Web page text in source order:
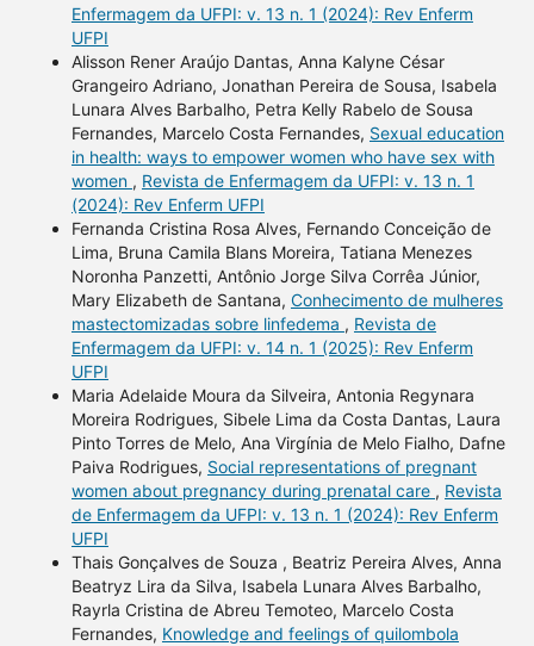
Enfermagem da UFPI: v. 13 n. 1 (2024): Rev Enferm
UFPI
Alisson Rener Araújo Dantas, Anna Kalyne César
Grangeiro Adriano, Jonathan Pereira de Sousa, Isabela
Lunara Alves Barbalho, Petra Kelly Rabelo de Sousa
Fernandes, Marcelo Costa Fernandes, Sexual education
in health: ways to empower women who have sex with
women , Revista de Enfermagem da UFPI: v. 13 n. 1
(2024): Rev Enferm UFPI
Fernanda Cristina Rosa Alves, Fernando Conceição de
Lima, Bruna Camila Blans Moreira, Tatiana Menezes
Noronha Panzetti, Antônio Jorge Silva Corrêa Júnior,
Mary Elizabeth de Santana, Conhecimento de mulheres
mastectomizadas sobre linfedema , Revista de
Enfermagem da UFPI: v. 14 n. 1 (2025): Rev Enferm
UFPI
Maria Adelaide Moura da Silveira, Antonia Regynara
Moreira Rodrigues, Sibele Lima da Costa Dantas, Laura
Pinto Torres de Melo, Ana Virgínia de Melo Fialho, Dafne
Paiva Rodrigues, Social representations of pregnant
women about pregnancy during prenatal care , Revista
de Enfermagem da UFPI: v. 13 n. 1 (2024): Rev Enferm
UFPI
Thais Gonçalves de Souza , Beatriz Pereira Alves, Anna
Beatryz Lira da Silva, Isabela Lunara Alves Barbalho,
Rayrla Cristina de Abreu Temoteo, Marcelo Costa
Fernandes, Knowledge and feelings of quilombola